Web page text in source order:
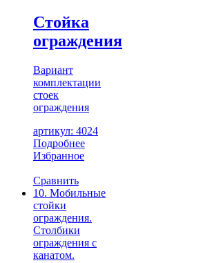
Стойка
ограждения
Вариант
комплектации
стоек
ограждения
артикул: 4024
Подробнее
Избранное
Сравнить
10. Мобильные
стойки
ограждения.
Столбики
ограждения с
канатом.